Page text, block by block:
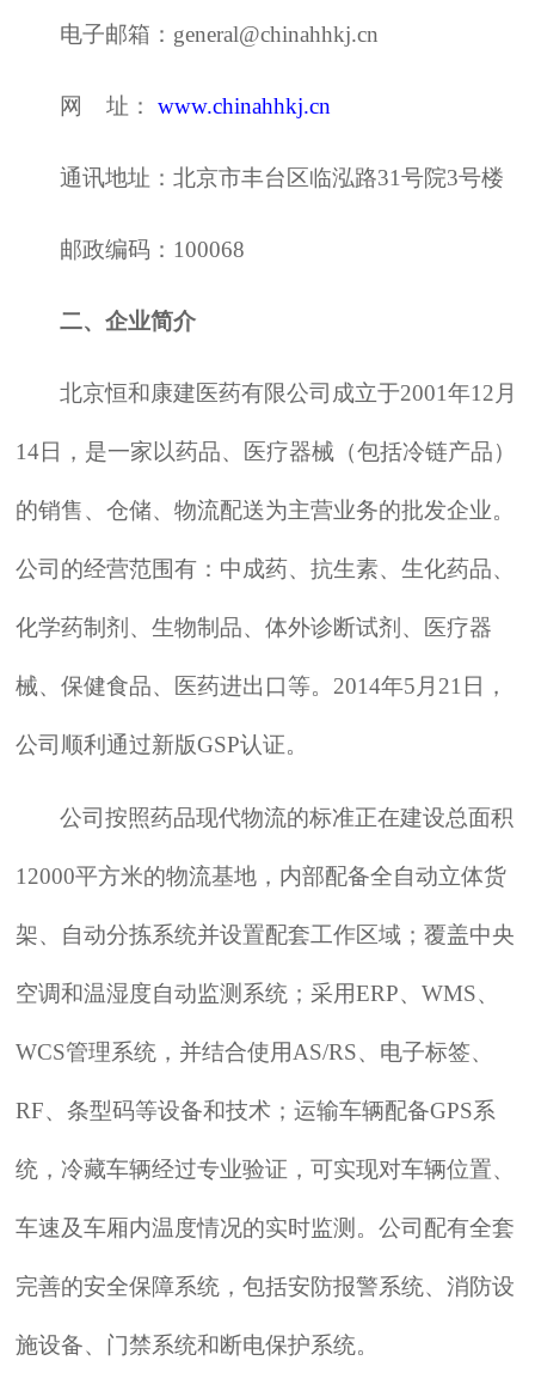
电子邮箱：general@chinahhkj.cn
网 址：www.chinahhkj.cn
通讯地址：北京市丰台区临泓路31号院3号楼
邮政编码：100068
二、企业简介
北京恒和康建医药有限公司成立于2001年12月
14日，是一家以药品、医疗器械（包括冷链产品）
的销售、仓储、物流配送为主营业务的批发企业。
公司的经营范围有：中成药、抗生素、生化药品、
化学药制剂、生物制品、体外诊断试剂、医疗器
械、保健食品、医药进出口等。2014年5月21日，
公司顺利通过新版GSP认证。
公司按照药品现代物流的标准正在建设总面积
12000平方米的物流基地，内部配备全自动立体货
架、自动分拣系统并设置配套工作区域；覆盖中央
空调和温湿度自动监测系统；采用ERP、WMS、
WCS管理系统，并结合使用AS/RS、电子标签、
RF、条型码等设备和技术；运输车辆配备GPS系
统，冷藏车辆经过专业验证，可实现对车辆位置、
车速及车厢内温度情况的实时监测。公司配有全套
完善的安全保障系统，包括安防报警系统、消防设
施设备、门禁系统和断电保护系统。